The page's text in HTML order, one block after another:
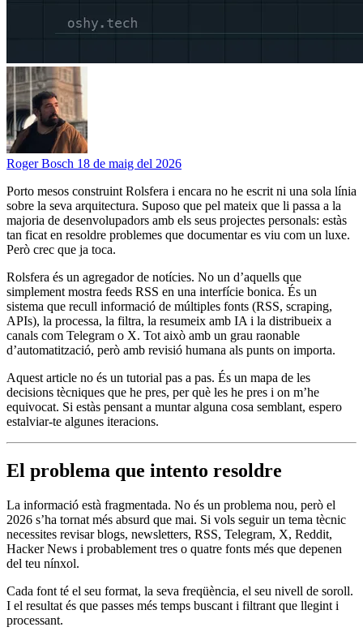
Roger Bosch 18 de maig del 2026
Porto mesos construint Rolsfera i encara no he escrit ni una sola línia
sobre la seva arquitectura. Suposo que pel mateix que li passa a la
majoria de desenvolupadors amb els seus projectes personals: estàs
tan ficat en resoldre problemes que documentar es viu com un luxe.
Però crec que ja toca.
Rolsfera és un agregador de notícies. No un d’aquells que
simplement mostra feeds RSS en una interfície bonica. És un
sistema que recull informació de múltiples fonts (RSS, scraping,
APIs), la processa, la filtra, la resumeix amb IA i la distribueix a
canals com Telegram o X. Tot això amb un grau raonable
d’automatització, però amb revisió humana als punts on importa.
Aquest article no és un tutorial pas a pas. És un mapa de les
decisions tècniques que he pres, per què les he pres i on m’he
equivocat. Si estàs pensant a muntar alguna cosa semblant, espero
estalviar-te algunes iteracions.
El problema que intento resoldre
La informació està fragmentada. No és un problema nou, però el
2026 s’ha tornat més absurd que mai. Si vols seguir un tema tècnic
necessites revisar blogs, newsletters, RSS, Telegram, X, Reddit,
Hacker News i probablement tres o quatre fonts més que depenen
del teu nínxol.
Cada font té el seu format, la seva freqüència, el seu nivell de soroll.
I el resultat és que passes més temps buscant i filtrant que llegint i
processant.